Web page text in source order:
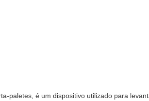
paletes, é um dispositivo utilizado para